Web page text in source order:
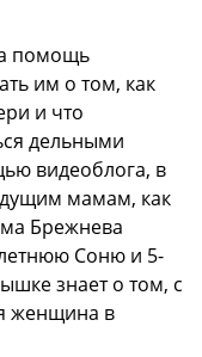
помощь
им о том, как
и что
дельными
видеоблога, в
мамам, как
Брежнева
Соню и 5-
знает о том, с
женщина в